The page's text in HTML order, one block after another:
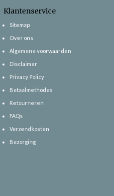
Klantenservice
Sitemap
Over ons
Algemene voorwaarden
Disclaimer
Privacy Policy
Betaalmethodes
Retourneren
FAQs
Verzendkosten
Bezorging